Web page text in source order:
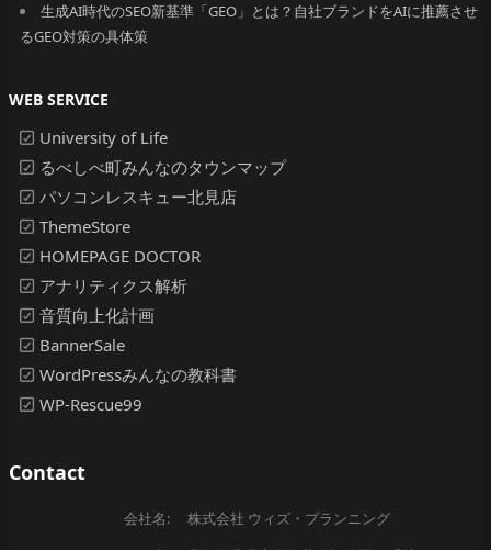
生成AI時代のSEO新基準「GEO」とは？自社ブランドをAIに推薦させ
るGEO対策の具体策
WEB SERVICE
University of Life
るべしべ町みんなのタウンマップ
パソコンレスキュー北見店
ThemeStore
HOMEPAGE DOCTOR
アナリティクス解析
音質向上化計画
BannerSale
WordPressみんなの教科書
WP-Rescue99
Contact
会社名:
株式会社 ウィズ・プランニング